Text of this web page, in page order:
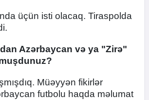
üçün isti olacaq. Tiraspolda
Azərbaycan və ya "Zirə"
Müəyyən fikirlər
futbolu haqda məlumat